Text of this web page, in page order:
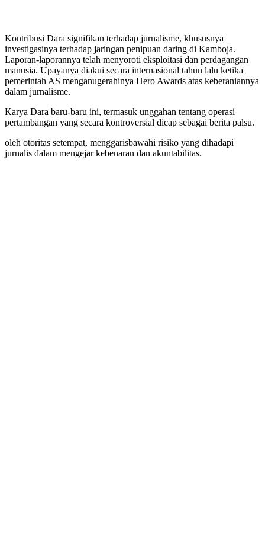
Kontribusi Dara signifikan terhadap jurnalisme, khususnya
investigasinya terhadap jaringan penipuan daring di Kamboja.
Laporan-laporannya telah menyoroti eksploitasi dan perdagangan
manusia. Upayanya diakui secara internasional tahun lalu ketika
pemerintah AS menganugerahinya Hero Awards atas keberaniannya
dalam jurnalisme.
Karya Dara baru-baru ini, termasuk unggahan tentang operasi
pertambangan yang secara kontroversial dicap sebagai berita palsu.
oleh otoritas setempat, menggarisbawahi risiko yang dihadapi
jurnalis dalam mengejar kebenaran dan akuntabilitas.